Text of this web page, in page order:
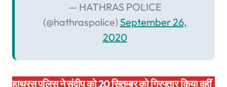
— HATHRAS POLICE
(@hathraspolice) September 26,
2020
हाथरस पुलिस ने संदीप को 20 सितम्बर को गिरफ्तार किया वहीं